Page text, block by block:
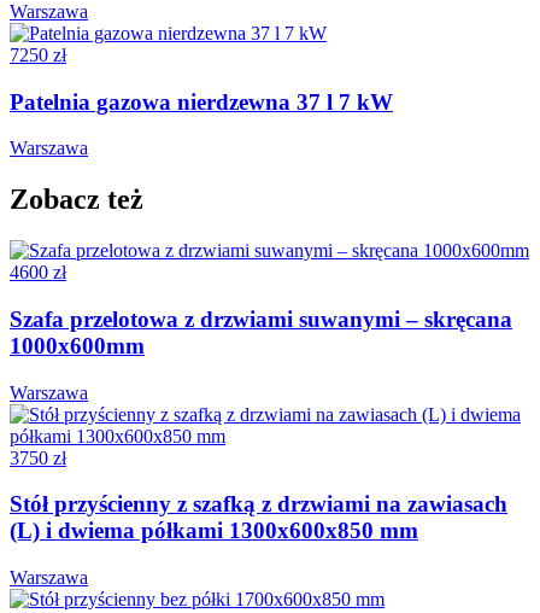
Warszawa
7250 zł
Patelnia gazowa nierdzewna 37 l 7 kW
Warszawa
Zobacz też
4600 zł
Szafa przelotowa z drzwiami suwanymi – skręcana
1000x600mm
Warszawa
3750 zł
Stół przyścienny z szafką z drzwiami na zawiasach
(L) i dwiema półkami 1300x600x850 mm
Warszawa